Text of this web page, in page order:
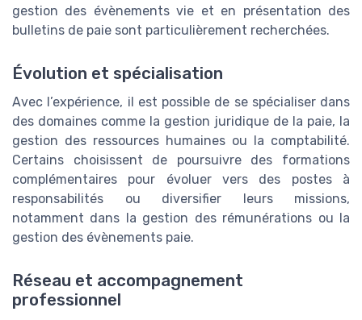
gestion des évènements vie et en présentation des
bulletins de paie sont particulièrement recherchées.
Évolution et spécialisation
Avec l’expérience, il est possible de se spécialiser dans
des domaines comme la gestion juridique de la paie, la
gestion des ressources humaines ou la comptabilité.
Certains choisissent de poursuivre des formations
complémentaires pour évoluer vers des postes à
responsabilités ou diversifier leurs missions,
notamment dans la gestion des rémunérations ou la
gestion des évènements paie.
Réseau et accompagnement
professionnel